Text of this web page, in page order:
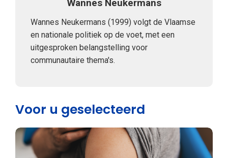
Wannes Neukermans
Wannes Neukermans (1999) volgt de Vlaamse
en nationale politiek op de voet, met een
uitgesproken belangstelling voor
communautaire thema's.
Voor u geselecteerd